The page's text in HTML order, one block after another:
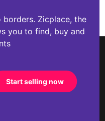
Zicplace, the
you to find, buy and
Start selling now